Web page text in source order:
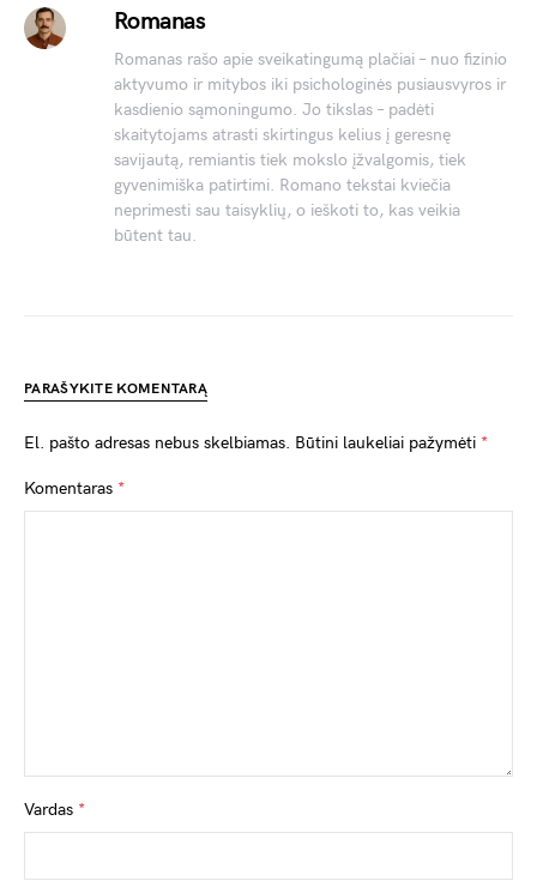
Romanas
Romanas rašo apie sveikatingumą plačiai – nuo fizinio
aktyvumo ir mitybos iki psichologinės pusiausvyros ir
kasdienio sąmoningumo. Jo tikslas – padėti
skaitytojams atrasti skirtingus kelius į geresnę
savijautą, remiantis tiek mokslo įžvalgomis, tiek
gyvenimiška patirtimi. Romano tekstai kviečia
neprimesti sau taisyklių, o ieškoti to, kas veikia
būtent tau.
PARAŠYKITE KOMENTARĄ
El. pašto adresas nebus skelbiamas. Būtini laukeliai pažymėti *
Komentaras *
Vardas *